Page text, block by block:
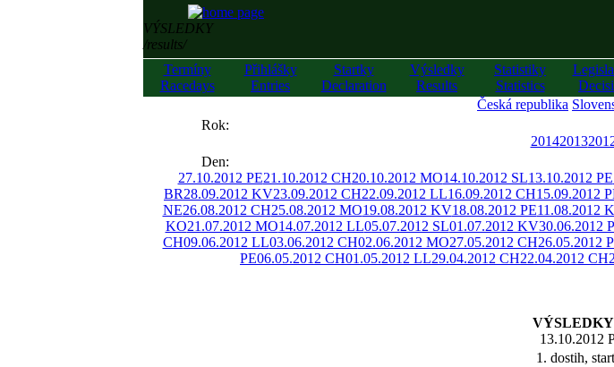
VÝSLEDKY
/results/
Termíny
Racedays
Přihlášky
Entries
Startky
Declaration
Výsledky
Results
Statistiky
Statistics
Česká republika
Rok:
20142013
Den:
27.10.2012 PE21.10.2012 CH20.10.2012 MO14.10.2012 SL13.10.2012 PE
BR28.09.2012 KV23.09.2012 CH22.09.2012 LL16.09.2012 CH15.09.2012
NE26.08.2012 CH25.08.2012 MO19.08.2012 KV18.08.2012 PE11.08.2012
KO21.07.2012 MO14.07.2012 LL05.07.2012 SL01.07.2012 KV30.06.2012
CH09.06.2012 LL03.06.2012 CH02.06.2012 MO27.05.2012 CH26.05.2012
PE06.05.2012 CH01.05.2012 LL29.04.2012 CH22.04.2012 CH
13.10.2012
1. dostih,